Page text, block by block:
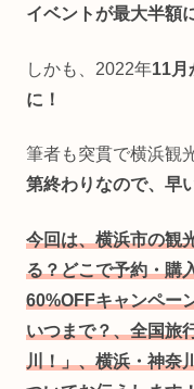
イベントが最大半額
しかも、2022年11月
に！
筆者も突貫で横浜観
第終わりなので、早
今回は、横浜市の観
る？どこで予約・購
60%OFFキャンペー
いつまで？、全国旅
川！」、横浜・神奈